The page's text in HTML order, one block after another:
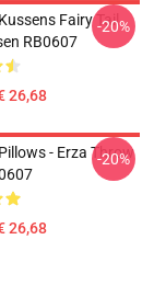
Fairy Tail
RB0607
26,68
-20%
- Erza Throw
26,68
-20%